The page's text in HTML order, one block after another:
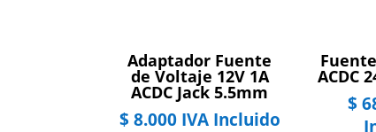
Adaptador Fuente
de Voltaje 12V 1A
ACDC Jack 5.5mm
$8.000 IVA Incluido
ACDC
$